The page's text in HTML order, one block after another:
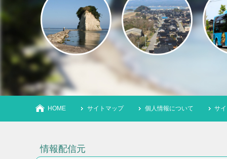
HOME サイトマップ 個人情報について サ
情報配信元